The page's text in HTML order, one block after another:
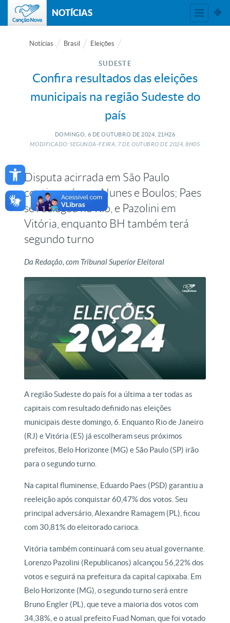
Open toolbar
NOTÍCIAS
Notícias Brasil Eleições
SUDESTE
Confira resultados das eleições
municipais na região Sudeste do
país
DOMINGO, 6 DE OUTUBRO DE 2024, 21H26
MODIFICADO: SEGUNDA-FEIRA, 7DEOUTUBRO DE2024, 8H05
Disputa acirrada em São Paulo
continuará com Nunes e Boulos; Paes
se reelegeu no Rio, e Pazolini em
Vitória, enquanto BH também terá
segundo turno
Da Redação, com Tribunal Superior Eleitoral
A região Sudeste do país foi a última a ter todas as
capitais com resultado definido nas eleições
municipais deste domingo, 6. Enquanto Rio de Janeiro
(RJ) e Vitória (ES) já escolheram seus próximos
prefeitos, Belo Horizonte (MG) e São Paulo (SP) irão
para o segundo turno.
Na capital fluminense, Eduardo Paes (PSD) garantiu a
reeleição após conquistar 60,47% dos votos. Seu
principal adversário, Alexandre Ramagem (PL), ficou
com 30,81% do eleitorado carioca.
Vitória também continuará com seu atual governante.
Lorenzo Pazolini (Republicanos) alcançou 56,22% dos
votos e seguirá na prefeitura da capital capixaba. Em
Belo Horizonte (MG), o segundo turno será entre
Bruno Engler (PL), que teve a maioria dos votos com
34,38%, e o atual prefeito Fuad Noman, que foi votado